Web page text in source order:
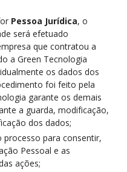
Pessoa Jurídica, o
será efetuado
que contratou a
a Green Tecnologia
os dados dos
foi feito pela
garante os demais
a guarda, modificação,
dos dados;
processo para consentir,
Pessoal e as
ações;